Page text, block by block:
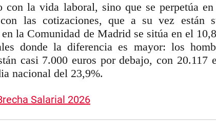
con la vida laboral, sino que se perpetúa
con las cotizaciones, que a su vez
la Comunidad de Madrid se sitúa en el
donde la diferencia es mayor: los
casi 7.000 euros por debajo, con 20.117
nacional del 23,9%.
Salarial 2026